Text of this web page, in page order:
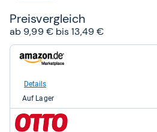
Preis­ver­gleich
ab 9,99 € bis 13,49 €
zum
Shop:
Amazon.de
9,99
kaufen.
Details
Auf Lager
zum
Shop: